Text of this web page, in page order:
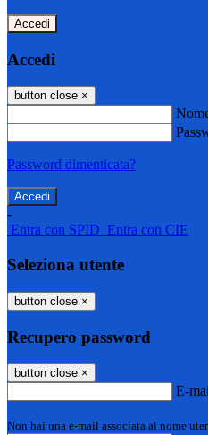
Accedi
Accedi
button close ×
Password dimenticata?
-
Entra con SPID Entra con CIE
Seleziona utente
button close ×
Recupero password
button close ×
E-
Non hai una e-mail associata al nome